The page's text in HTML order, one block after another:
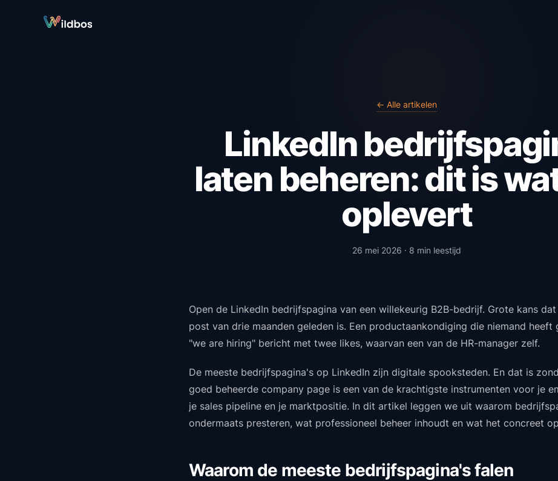
← Alle artikelen
LinkedIn
laten beheren: dit is
oplevert
26 mei 2026 · 8 min leestijd
Open de LinkedIn bedrijfspagina van een willekeurig B2B-bedrijf. Grote kans
post van drie maanden geleden is. Een productaankondiging die niemand heeft
"we are hiring" bericht met twee likes, waarvan een van de HR-manager zelf.
De meeste bedrijfspagina's op LinkedIn zijn digitale spooksteden. En dat is
goed beheerde company page is een van de krachtigste instrumenten voor je
je sales pipeline en je marktpositie. In dit artikel leggen we uit waarom
ondermaats presteren, wat professioneel beheer inhoudt en wat het concreet
Waarom de meeste bedrijfspagina's falen